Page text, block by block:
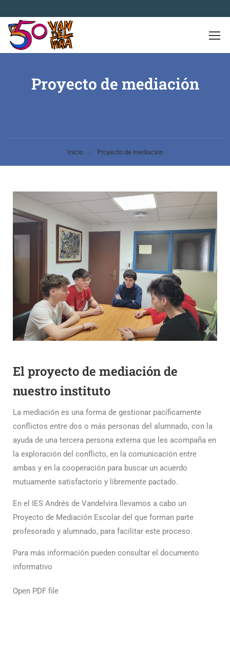
Proyecto de mediación
Inicio Proyecto de mediación
El proyecto de mediación de
nuestro instituto
La mediación es una forma de gestionar pacíficamente
conflictos entre dos o más personas del alumnado, con la
ayuda de una tercera persona externa que les acompaña en
la exploración del conflicto, en la comunicación entre
ambas y en la cooperación para buscar un acuerdo
mutuamente satisfactorio y libremente pactado.
En el IES Andrés de Vandelvira llevamos a cabo un
Proyecto de Mediación Escolar del que forman parte
profesorado y alumnado, para facilitar este proceso.
Para más información pueden consultar el documento
informativo
Open PDF file